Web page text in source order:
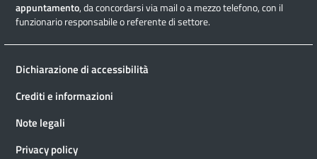
appuntamento, da concordarsi via mail o a mezzo telefono, con il
funzionario responsabile o referente di settore.
Dichiarazione di accessibilità
Crediti e informazioni
Note legali
Privacy policy